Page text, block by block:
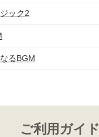
ック2
るBGM
ご利用ガイド